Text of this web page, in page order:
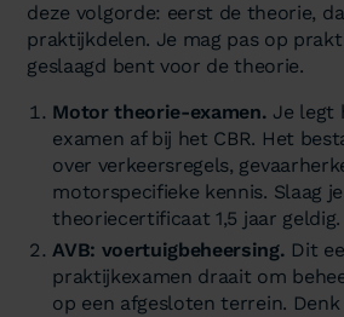
deze volgorde: eerst de theorie,
praktijkdelen. Je mag pas op
geslaagd bent voor de theorie.
Motor theorie-examen. Je legt
examen af bij het CBR. Het
over verkeersregels,
motorspecifieke kennis. Slaag
theoriecertificaat 1,5 jaar geldig.
AVB: voertuigbeheersing. Dit
praktijkexamen draait om
op een afgesloten terrein. Denk